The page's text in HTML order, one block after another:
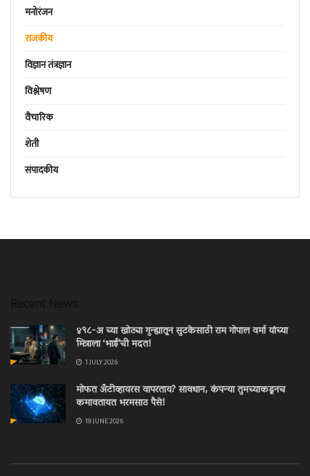
मनोरंजन
राजकीय
विज्ञान तंत्रज्ञान
विश्लेषण
वैचारिक
शेती
संपादकीय
४९८-अ च्या खोट्या गुन्ह्यातून सुटकेसाठी राम गोपाल वर्मा यांच्या
मित्राला ‘भाईं’ची मदत!
1 JULY 2026
मोफत अँटीव्हायरस वापरताय? सावधान, कंपन्या तुमच्याकडूनच
कमावतायत भरमसाठ पैसे!
19 JUNE 2026